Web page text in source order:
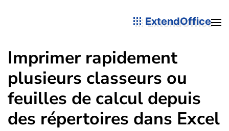
ExtendOffice
Imprimer rapidement
plusieurs classeurs ou
feuilles de calcul depuis
des répertoires dans Excel